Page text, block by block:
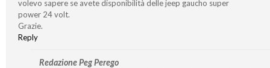
volevo sapere se avete disponibilità delle jeep gaucho super
power 24 volt.
Grazie.
Reply
Redazione Peg Perego